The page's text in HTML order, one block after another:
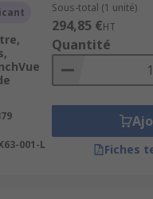
001-L
Sous-total (1 unité)
294,85 €HT
Quantité
Fiches